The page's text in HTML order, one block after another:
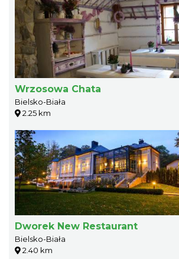
Wrzosowa Chata
Bielsko-Biała
2.25 km
Dworek New Restaurant
Bielsko-Biała
2.40 km